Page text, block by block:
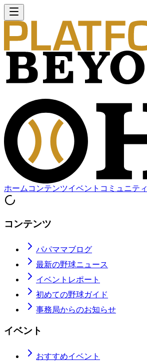
ホーム コンテンツイベント コミュニティ
コンテンツ
パパママブログ
最新の野球ニュース
イベントレポート
初めての野球ガイド
事務局からのお知らせ
イベント
おすすめイベント